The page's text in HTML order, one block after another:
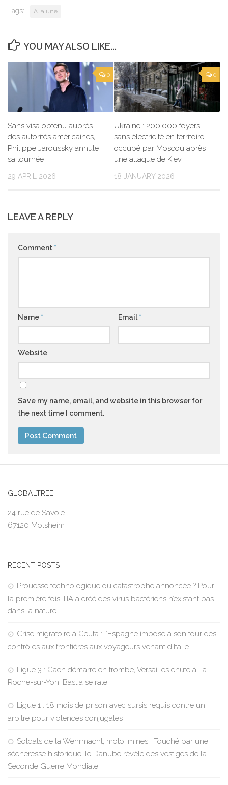
Tags: A la une
YOU MAY ALSO LIKE...
0
Sans visa obtenu auprès
des autorités américaines,
Philippe Jaroussky annule
sa tournée
29 APRIL 2026
0
Ukraine : 200.000 foyers
sans électricité en territoire
occupé par Moscou après
une attaque de Kiev
18 JANUARY 2026
LEAVE A REPLY
Comment *
Name * Email *
Website
Save my name, email, and website in this browser for
the next time I comment.
GLOBALTREE
24 rue de Savoie
67120 Molsheim
RECENT POSTS
Prouesse technologique ou catastrophe annoncée ? Pour
la première fois, l’IA a créé des virus bactériens n’existant pas
dans la nature
Crise migratoire à Ceuta : l’Espagne impose à son tour des
contrôles aux frontières aux voyageurs venant d’Italie
Ligue 3 : Caen démarre en trombe, Versailles chute à La
Roche-sur-Yon, Bastia se rate
Ligue 1 : 18 mois de prison avec sursis requis contre un
arbitre pour violences conjugales
Soldats de la Wehrmacht, moto, mines… Touché par une
sécheresse historique, le Danube révèle des vestiges de la
Seconde Guerre Mondiale